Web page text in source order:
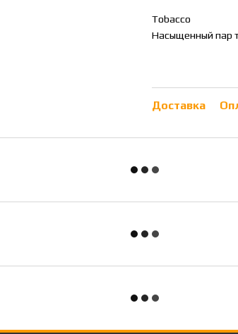
Tobacco
Насыщенный пар
Доставка